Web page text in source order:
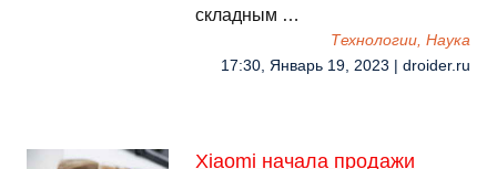
складным …
Технологии, Наука
17:30, Январь 19, 2023 | droider.ru
Xiaomi начала продажи